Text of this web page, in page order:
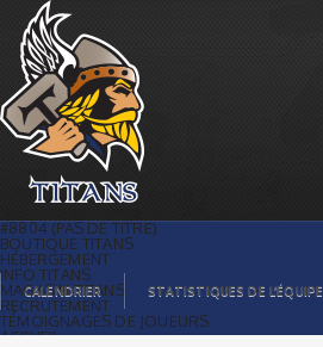
Antonio Balestra joint les Titans |
Titans de témiscaming
#8804 (PAS DE TITRE)
BOUTIQUE TITANS
HÉBERGEMENT
INFO TITANS
MAGASIN TITANS
RECRUTEMENT
TÉMOIGNAGES DE JOUEURS
ACCUEIL
CALENDRIER STATISTIQUES DE L’ÉQUIPE